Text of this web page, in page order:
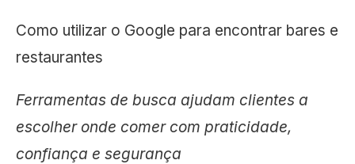
Como utilizar o Google para encontrar bares e
restaurantes
Ferramentas de busca ajudam clientes a
escolher onde comer com praticidade,
confiança e segurança